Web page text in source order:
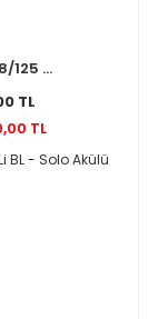
125 ...
TL
TL